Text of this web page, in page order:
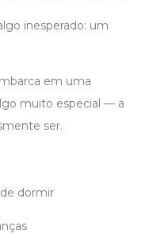
inesperado: um
em uma
muito especial — a
ser.
dormir